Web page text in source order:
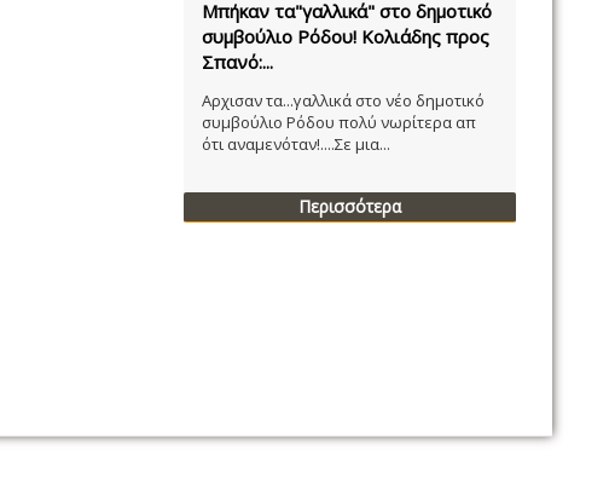
Μπήκαν τα"γαλλικά" στο δημοτικό
συμβούλιο Ρόδου! Κολιάδης προς
Σπανό:...
Αρχισαν τα...γαλλικά στο νέο δημοτικό
συμβούλιο Ρόδου πολύ νωρίτερα απ
ότι αναμενόταν!....Σε μια...
Περισσότερα